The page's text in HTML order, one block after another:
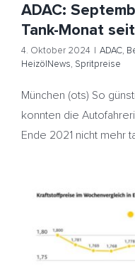
ADAC:
Tank-Monat
4. Oktober 2024 | ADAC,
HeizölNews, Spritpreise
München (ots) So
konnten die
Ende 2021 nicht mehr